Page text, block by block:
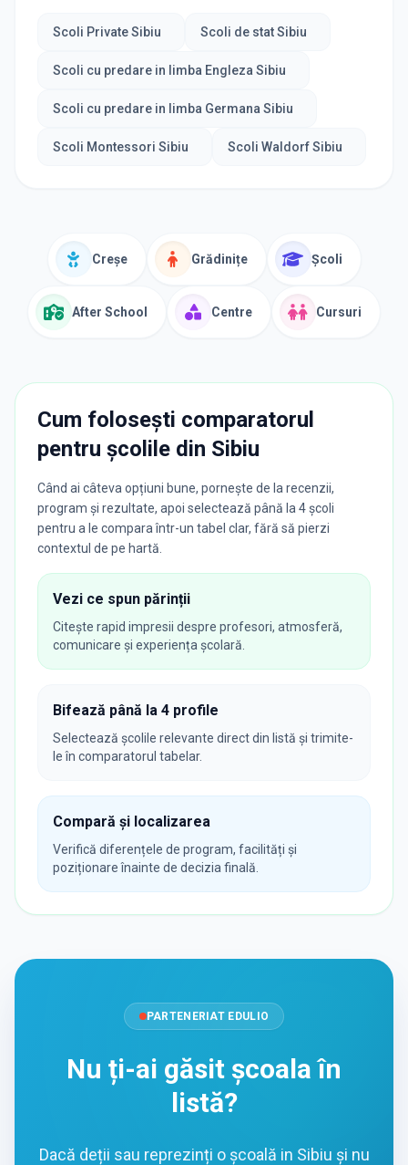
Scoli Private Sibiu Scoli de stat Sibiu
Scoli cu predare in limba Engleza Sibiu
Scoli cu predare in limba Germana Sibiu
Scoli Montessori Sibiu Scoli Waldorf Sibiu
Creșe Grădinițe Școli
After School Centre Cursuri
Cum folosești comparatorul
pentru școlile din Sibiu
Când ai câteva opțiuni bune, pornește de la recenzii,
program și rezultate, apoi selectează până la 4 școli
pentru a le compara într-un tabel clar, fără să pierzi
contextul de pe hartă.
Vezi ce spun părinții
Citește rapid impresii despre profesori, atmosferă,
comunicare și experiența școlară.
Bifează până la 4 profile
Selectează școlile relevante direct din listă și trimite-
le în comparatorul tabelar.
Compară și localizarea
Verifică diferențele de program, facilități și
poziționare înainte de decizia finală.
PARTENERIAT EDULIO
Nu ți-ai găsit școala în
listă?
Dacă deții sau reprezinți o școală in Sibiu și nu